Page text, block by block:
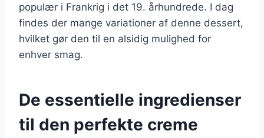
populær i Frankrig i det 19. århundrede. I dag
findes der mange variationer af denne dessert,
hvilket gør den til en alsidig mulighed for
enhver smag.
De essentielle ingredienser
til den perfekte creme